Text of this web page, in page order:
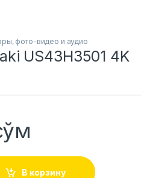
фото-видео и аудио
US43H3501 4K
В корзину